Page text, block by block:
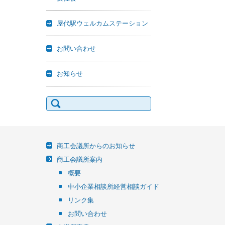
屋代駅ウェルカムステーション
お問い合わせ
お知らせ
検
索:
商工会議所からのお知らせ
商工会議所案内
概要
中小企業相談所経営相談ガイド
リンク集
お問い合わせ